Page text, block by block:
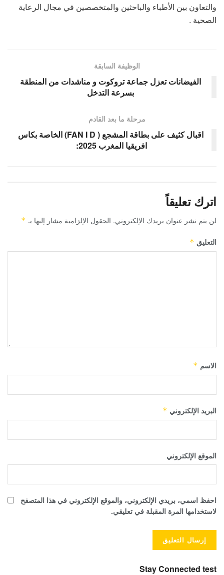
والتعاون بين الأطباء والباحثين والمتخصصين في مجال الرعاية
الصحية .
الوظيفة السابقة
الفيضانات تعزل جماعة تروكوت و مناشدات من المنطقة
بسرعة التدخل
مرحلة ما بعد القادم
اقبال كثيف على بطاقة المشجع ( FAN I D) الخاصة بكاس
افريقيا المغرب 2025:
اترك تعليقاً
لن يتم نشر عنوان بريدك الإلكتروني. الحقول الإلزامية مشار إليها بـ *
التعليق *
الاسم *
البريد الإلكتروني *
الموقع الإلكتروني
احفظ اسمي، بريدي الإلكتروني، والموقع الإلكتروني في هذا المتصفح
لاستخدامها المرة المقبلة في تعليقي.
Stay Connected test